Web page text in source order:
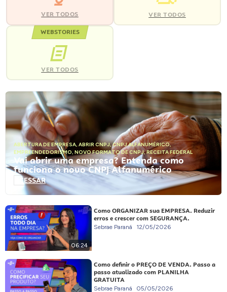
VER TODOS VER TODOS
WEBSTORIES
VER TODOS
ABERTURA DE EMPRESA, ABRIR CNPJ,CNPJ ALFANUMÉRICO,
EMPREENDEDORISMO, NOVO FORMATO DE CNPJ,RECEITA FEDERAL
Vai abrir uma empresa? Entenda como
funciona o novo CNPJ Alfanumérico
ACESSAR
06:24
Como ORGANIZAR sua EMPRESA. Reduzir
erros e crescer com SEGURANÇA.
Sebrae Paraná 12/05/2026
Como definir o PREÇO DE VENDA. Passo a
passo atualizado com PLANILHA
GRATUITA
Sebrae Paraná 05/05/2026